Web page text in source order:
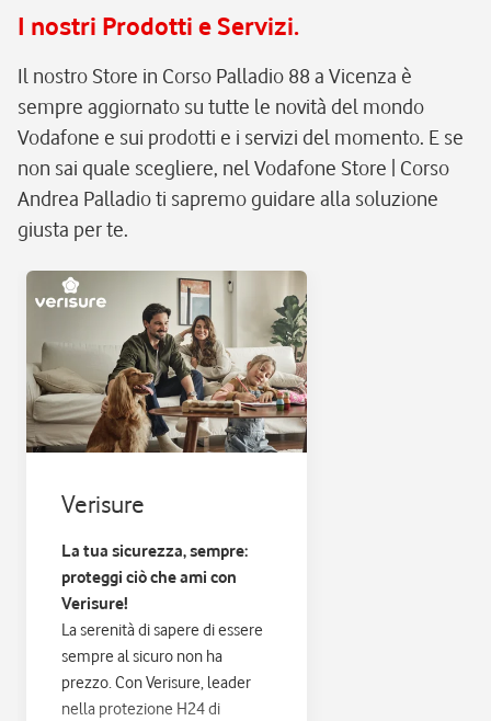
I nostri Prodotti e Servizi.
Il nostro Store in Corso Palladio 88 a Vicenza è
sempre aggiornato su tutte le novità del mondo
Vodafone e sui prodotti e i servizi del momento. E se
non sai quale scegliere, nel Vodafone Store | Corso
Andrea Palladio ti sapremo guidare alla soluzione
giusta per te.
Verisure
La tua sicurezza, sempre:
proteggi ciò che ami con
Verisure!
La serenità di sapere di essere
sempre al sicuro non ha
prezzo. Con Verisure, leader
nella protezione H24 di